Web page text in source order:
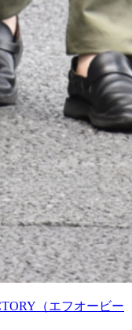
（エフオービー